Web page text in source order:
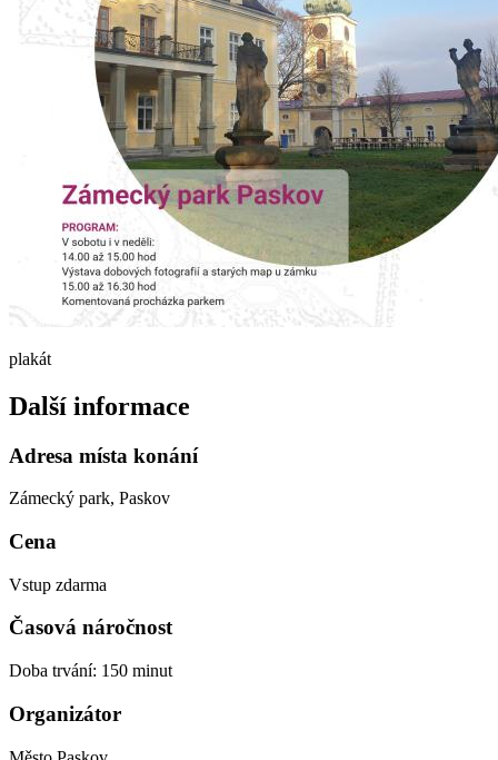
plakát
Další informace
Adresa místa konání
Zámecký park, Paskov
Cena
Vstup zdarma
Časová náročnost
Doba trvání: 150 minut
Organizátor